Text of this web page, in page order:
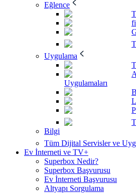
Eğlence
Uygulama
Uygulamaları
Bilgi
Tüm Dijital Servisler ve
Ev İnterneti ve TV+
Superbox Nedir?
Superbox Başvurusu
Ev İnterneti Başvurusu
Altyapı Sorgulama